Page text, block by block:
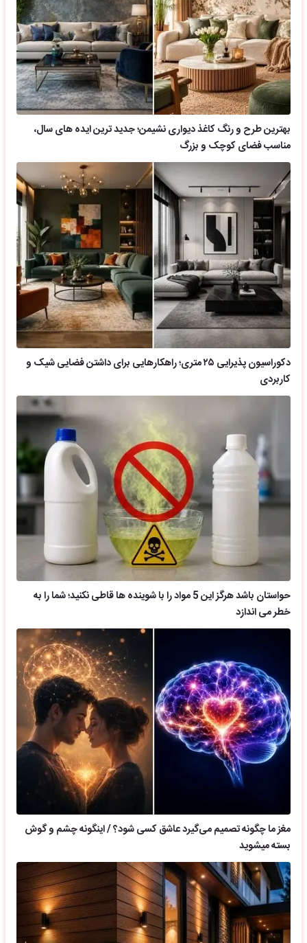
بهترین طرح و رنگ کاغذ دیواری نشیمن؛ جدید ترین ایده های سال،
مناسب فضای کوچک و بزرگ
دکوراسیون پذیرایی ۲۵ متری؛ راهکارهایی برای داشتن فضایی شیک و
کاربردی
حواستان باشد هرگز این 5 مواد را با شوینده ها قاطی نکنید؛ شما را به
خطر می اندازد
مغز ما چگونه تصمیم می‌گیرد عاشق کسی شود؟ / اینگونه چشم و گوش
بسته میشوید